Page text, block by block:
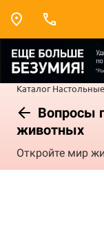
Каталог
Вопросы
животных
Откройте мир